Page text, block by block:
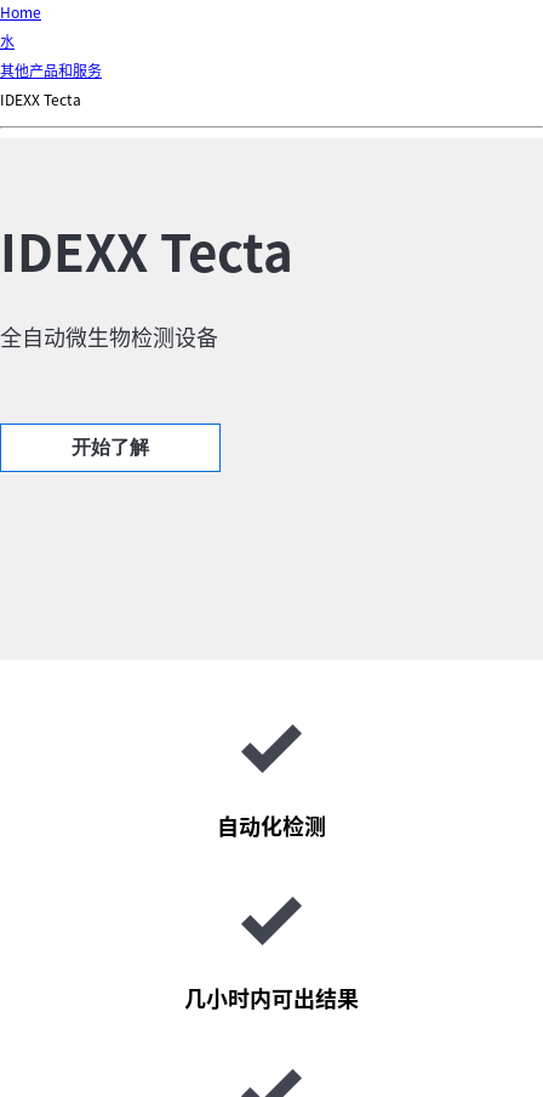
m
Home
水
其他产品和服务
IDEXX Tecta
IDEXX Tecta
全自动微生物检测设备
开始了解
自动化检测
几小时内可出结果